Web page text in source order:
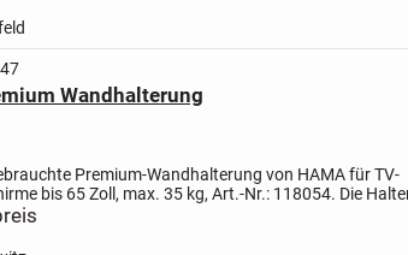
Wandhalterung
Premium-Wandhalterung von HAMA für TV-
bis 65 Zoll, max. 35 kg, Art.-Nr.: 118054. Die
TV-Gerät zu neigen, hat eine eingebaute